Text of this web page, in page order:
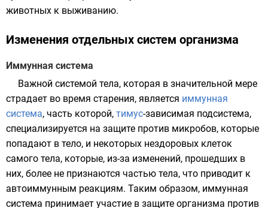
животных к выживанию.
Изменения отдельных систем организма
Иммунная система
Важной системой тела, которая в значительной мере
страдает во время старения, является иммунная
система, часть которой, тимус-зависимая подсистема,
специализируется на защите против микробов, которые
попадают в тело, и некоторых нездоровых клеток
самого тела, которые, из-за изменений, прошедших в
них, более не признаются частью тела, что приводит к
автоиммунным реакциям. Таким образом, иммунная
система принимает участие в защите организма против